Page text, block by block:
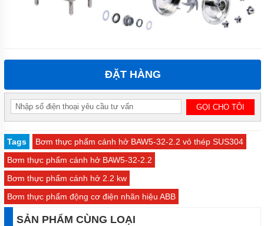
ĐẶT HÀNG
Tags
Bơm thực phẩm cánh hở BAW5-32-2.2 vỏ thép SUS304
Bơm thực phẩm cánh hở BAW5-32-2.2
Bơm thực phẩm cánh hở 2.2 kw
Bơm thực phẩm động cơ điện nhãn hiệu ABB
SẢN PHẨM CÙNG LOẠI